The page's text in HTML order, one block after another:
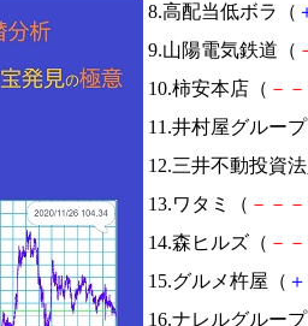
8.高配当低ボラ（
9.山陽電気鉄道（
10.柿安本店（ － －
11.井村屋グルー
12.三井不動投資
13.ワタミ（ － － －
14.森ヒルズ（ － －
15.グルメ杵屋（ ＋
16.ナレルグルー